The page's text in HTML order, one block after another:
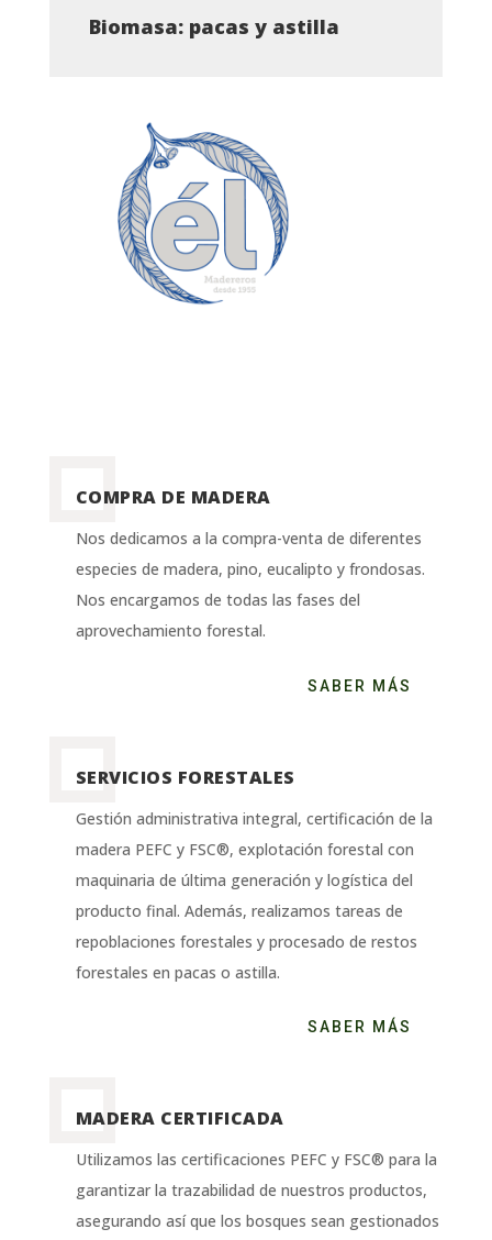
Biomasa: pacas y astilla
COMPRA DE MADERA
Nos dedicamos a la compra-venta de diferentes
especies de madera, pino, eucalipto y frondosas.
Nos encargamos de todas las fases del
aprovechamiento forestal.
SABER MÁS
SERVICIOS FORESTALES
Gestión administrativa integral, certificación de la
madera PEFC y FSC®, explotación forestal con
maquinaria de última generación y logística del
producto final. Además, realizamos tareas de
repoblaciones forestales y procesado de restos
forestales en pacas o astilla.
SABER MÁS
MADERA CERTIFICADA
Utilizamos las certificaciones PEFC y FSC® para la
garantizar la trazabilidad de nuestros productos,
asegurando así que los bosques sean gestionados